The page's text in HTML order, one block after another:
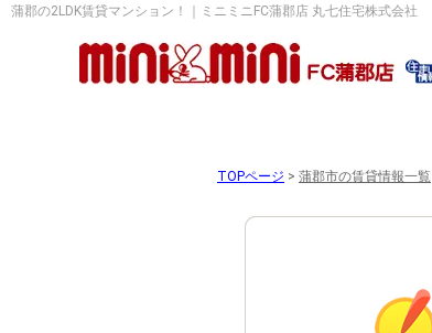
蒲郡の2LDK賃貸マンション！｜ミニミニFC蒲郡店 丸七住宅株式会社
TOPページ > 蒲郡市の賃貸情報一覧